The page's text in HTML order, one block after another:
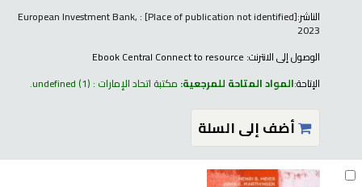
الناشر:
[Place of publication not identified] : European Investment Bank,
2023
الوصول إلى الانترنت: Ebook Central Connect to resource
الإتاحة:المواد المتاحة للمرجعية: مكتبة اتحاد الإمارات : undefined(1).
أضف إلى السلة